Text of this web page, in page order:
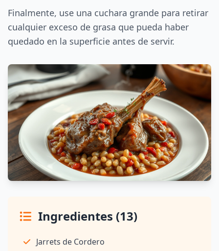
Finalmente, use una cuchara grande para retirar
cualquier exceso de grasa que pueda haber
quedado en la superficie antes de servir.
Ingredientes (13)
Jarrets de Cordero